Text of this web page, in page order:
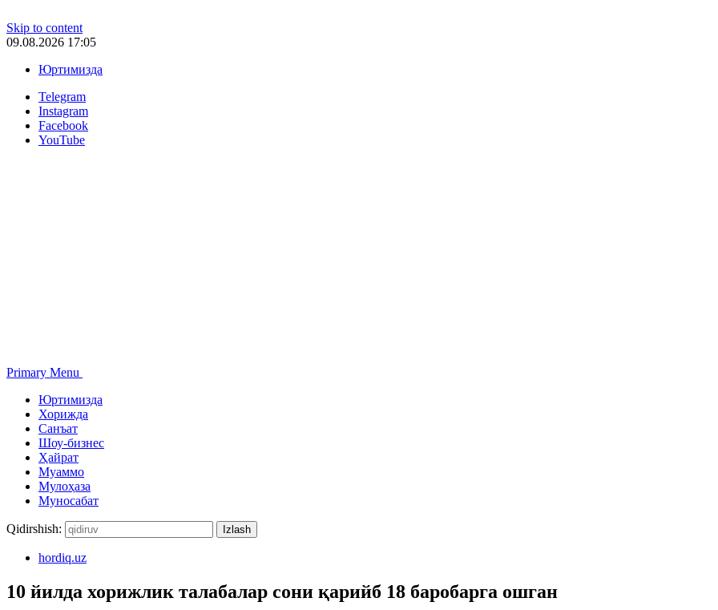
Skip to content
09.08.2026 17:05
Юртимизда
Telegram
Instagram
Facebook
YouTube
Primary Menu
Юртимизда
Хорижда
Санъат
Шоу-бизнес
Ҳайрат
Муаммо
Мулоҳаза
Муносабат
Qidirshish:
hordiq.uz
10 йилда хорижлик талабалар сони қарийб 18 баробарга ошган